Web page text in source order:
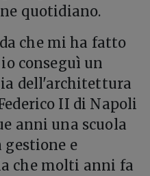
quotidiano.
che mi ha fatto
conseguì un
dell'architettura
II di Napoli
anni una scuola
gestione e
che molti anni fa